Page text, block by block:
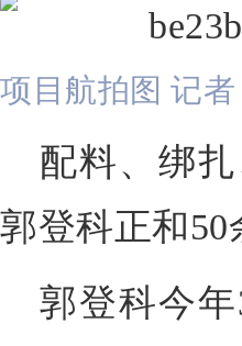
项目航拍图 记者
配料、绑
郭登科正和
郭登科今年